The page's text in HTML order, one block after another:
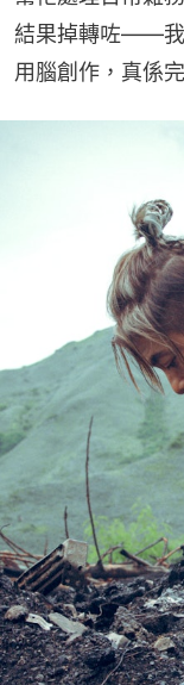
結果掉轉咗——我
用腦創作，真係